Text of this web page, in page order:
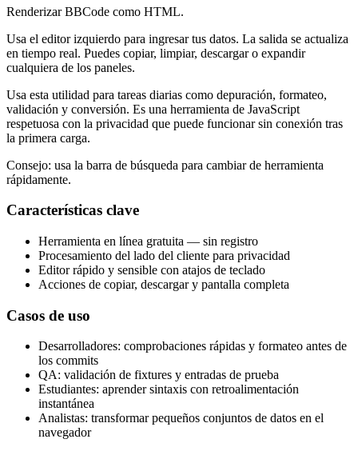
Renderizar BBCode como HTML.
Usa el editor izquierdo para ingresar tus datos. La salida se actualiza
en tiempo real. Puedes copiar, limpiar, descargar o expandir
cualquiera de los paneles.
Usa esta utilidad para tareas diarias como depuración, formateo,
validación y conversión. Es una herramienta de JavaScript
respetuosa con la privacidad que puede funcionar sin conexión tras
la primera carga.
Consejo: usa la barra de búsqueda para cambiar de herramienta
rápidamente.
Características clave
Herramienta en línea gratuita — sin registro
Procesamiento del lado del cliente para privacidad
Editor rápido y sensible con atajos de teclado
Acciones de copiar, descargar y pantalla completa
Casos de uso
Desarrolladores: comprobaciones rápidas y formateo antes de
los commits
QA: validación de fixtures y entradas de prueba
Estudiantes: aprender sintaxis con retroalimentación
instantánea
Analistas: transformar pequeños conjuntos de datos en el
navegador